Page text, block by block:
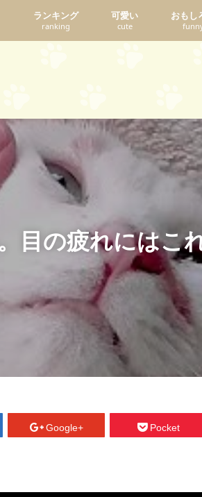
ランキング
ranking
可愛い
cute
おもし
目の疲れには
Google+ Pocket